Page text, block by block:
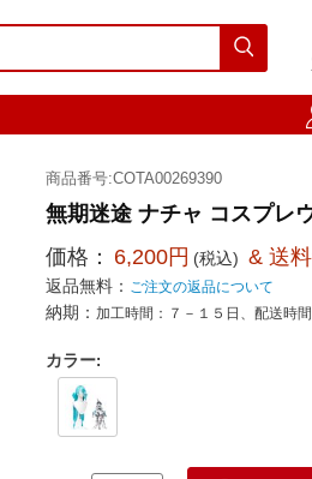

商品番号:COTA00269390
無期迷途 ナチャ コスプレ
価格： 6,200円 (税込) & 送
返品無料： ご注文の返品について
納期： 加工時間：７－１５日、配送時
カラー: